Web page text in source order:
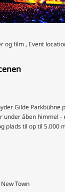
og film , Event
Gilde Parkbühne
under åben himmel -
plads til op til 5.000
Town